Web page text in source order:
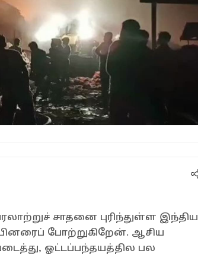
சாதனை புரிந்துள்ள இந்திய
போற்றுகிறேன். ஆசிய
ஓட்டப்பந்தயத்தில பல